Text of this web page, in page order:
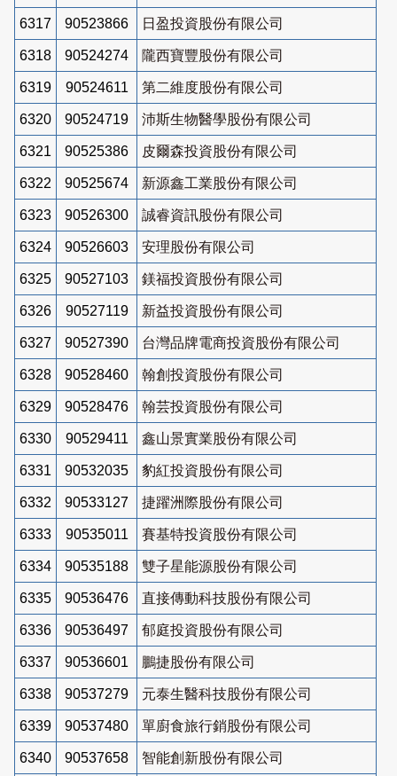
6317 90523866 日盈投資股份有限公司
6318 90524274 隴西寶豐股份有限公司
6319 90524611 第二維度股份有限公司
6320 90524719 沛斯生物醫學股份有限公司
6321 90525386 皮爾森投資股份有限公司
6322 90525674 新源鑫工業股份有限公司
6323 90526300 誠睿資訊股份有限公司
6324 90526603 安理股份有限公司
6325 90527103 鎂福投資股份有限公司
6326 90527119 新益投資股份有限公司
6327 90527390 台灣品牌電商投資股份有限公司
6328 90528460 翰創投資股份有限公司
6329 90528476 翰芸投資股份有限公司
6330 90529411 鑫山景實業股份有限公司
6331 90532035 豹紅投資股份有限公司
6332 90533127 捷躍洲際股份有限公司
6333 90535011 賽基特投資股份有限公司
6334 90535188 雙子星能源股份有限公司
6335 90536476 直接傳動科技股份有限公司
6336 90536497 郁庭投資股份有限公司
6337 90536601 鵬捷股份有限公司
6338 90537279 元泰生醫科技股份有限公司
6339 90537480 單廚食旅行銷股份有限公司
6340 90537658 智能創新股份有限公司